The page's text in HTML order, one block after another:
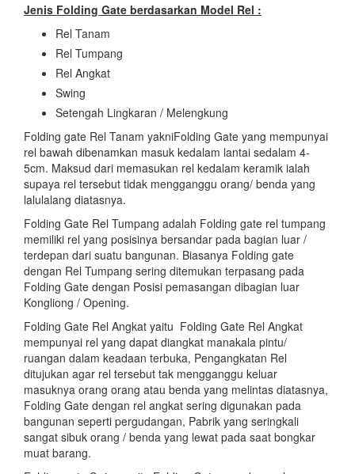
Jenis Folding Gate berdasarkan Model Rel :
Rel Tanam
Rel Tumpang
Rel Angkat
Swing
Setengah Lingkaran / Melengkung
Folding gate Rel Tanam yakniFolding Gate yang mempunyai
rel bawah dibenamkan masuk kedalam lantai sedalam 4-
5cm. Maksud dari memasukan rel kedalam keramik ialah
supaya rel tersebut tidak mengganggu orang/ benda yang
lalulalang diatasnya.
Folding Gate Rel Tumpang adalah Folding gate rel tumpang
memiliki rel yang posisinya bersandar pada bagian luar /
terdepan dari suatu bangunan. Biasanya Folding gate
dengan Rel Tumpang sering ditemukan terpasang pada
Folding Gate dengan Posisi pemasangan dibagian luar
Kongliong / Opening.
Folding Gate Rel Angkat yaitu Folding Gate Rel Angkat
mempunyai rel yang dapat diangkat manakala pintu/
ruangan dalam keadaan terbuka, Pengangkatan Rel
ditujukan agar rel tersebut tak mengganggu keluar
masuknya orang orang atau benda yang melintas diatasnya,
Folding Gate dengan rel angkat sering digunakan pada
bangunan seperti pergudangan, Pabrik yang seringkali
sangat sibuk orang / benda yang lewat pada saat bongkar
muat barang.